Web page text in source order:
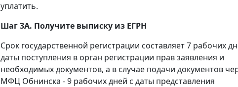
уплатить.
Шаг 3А. Получите выписку из ЕГРН
Срок государственной регистрации составляет 7 рабочих
даты поступления в орган регистрации прав заявления и
необходимых документов, а в случае подачи документов
МФЦ Обнинска - 9 рабочих дней с даты представления